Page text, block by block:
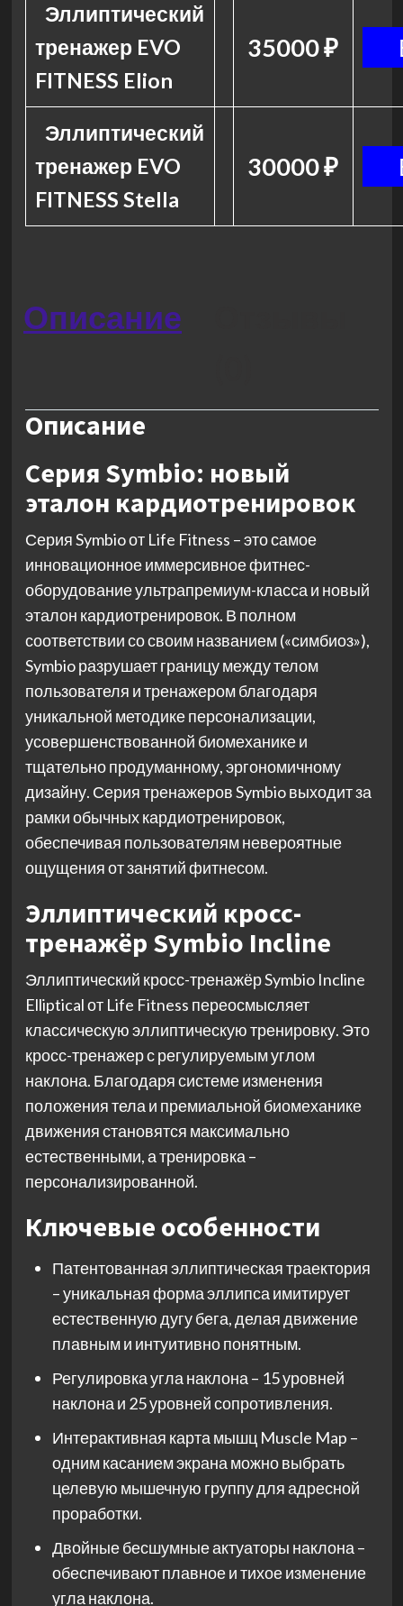
Эллиптический
тренажер EVO
FITNESS Elion
35000 ₽
Эллиптический
тренажер EVO
FITNESS Stella
30000 ₽
Описание
Описание
Серия Symbio: новый
эталон кардиотренировок
Серия Symbio от Life Fitness – это самое
инновационное иммерсивное фитнес-
оборудование ультрапремиум-класса и новый
эталон кардиотренировок. В полном
соответствии со своим названием («симбиоз»),
Symbio разрушает границу между телом
пользователя и тренажером благодаря
уникальной методике персонализации,
усовершенствованной биомеханике и
тщательно продуманному, эргономичному
дизайну. Серия тренажеров Symbio выходит за
рамки обычных кардиотренировок,
обеспечивая пользователям невероятные
ощущения от занятий фитнесом.
Эллиптический кросс-
тренажёр Symbio Incline
Эллиптический кросс-тренажёр Symbio Incline
Elliptical от Life Fitness переосмысляет
классическую эллиптическую тренировку. Это
кросс-тренажер с регулируемым углом
наклона. Благодаря системе изменения
положения тела и премиальной биомеханике
движения становятся максимально
естественными, а тренировка –
персонализированной.
Ключевые особенности
Патентованная эллиптическая траектория
– уникальная форма эллипса имитирует
естественную дугу бега, делая движение
плавным и интуитивно понятным.
Регулировка угла наклона – 15 уровней
наклона и 25 уровней сопротивления.
Интерактивная карта мышц Muscle Map –
одним касанием экрана можно выбрать
целевую мышечную группу для адресной
проработки.
Двойные бесшумные актуаторы наклона –
обеспечивают плавное и тихое изменение
угла наклона.